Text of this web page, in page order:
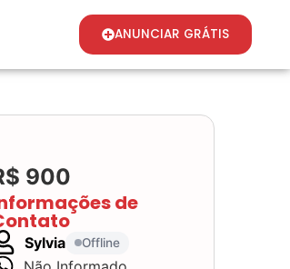
ANUNCIAR GRÁTIS
900
de
Sylvia Offline